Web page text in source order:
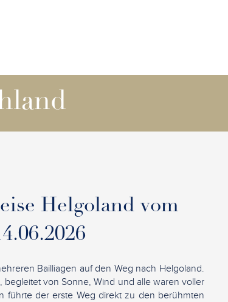
Helgoland vom
Bailliagen auf den Weg nach Helgoland.
von Sonne, Wind und alle waren voller
führte der erste Weg direkt zu den berühmten